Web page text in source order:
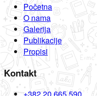
Početna
O nama
Galerija
Publikacije
Propisi
Kontakt